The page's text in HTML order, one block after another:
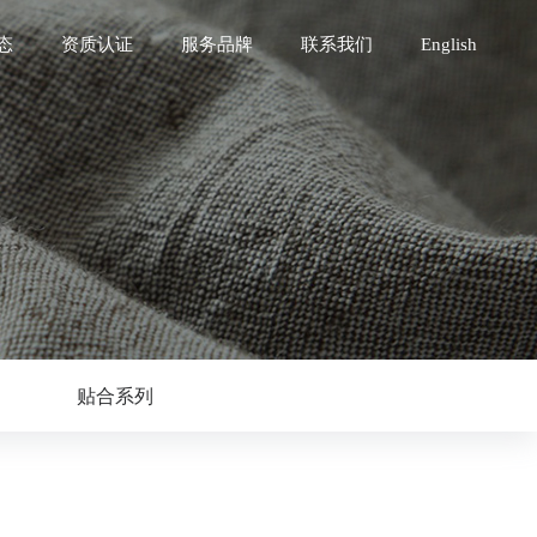
资质认证 服务品牌 联系我们 English
贴合系列